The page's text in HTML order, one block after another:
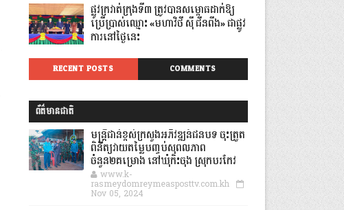
ផ្លូវក្រវាត់ក្រុងទី៣ ត្រូវបានសម្ពោធដាក់ឱ្យ
ប្រើប្រាស់ឈ្មោះ «មហាវិថី ស៊ី ជីនពីង» ជាផ្លូវ
ការនៅថ្ងៃនេះ
RECENT POSTS COMMENTS
ព័ត៌មានជាតិ
មន្ត្រីជាន់ខ្ពស់ក្រសួងអភិវឌ្ឍន៍ជនបទ ចុះត្រួត
ពិនិត្យវាយតម្លៃបញ្ចប់សុពលភាព
ចំនួន២គម្រោង នៅឃុំកិះចុង ស្រុកបរកែវ
www.k-
rasmeydomreymeasposttv.com.kh
Nov 05, 2024